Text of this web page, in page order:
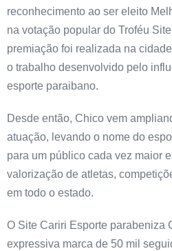
reconhecimento ao ser eleito
na votação popular do Troféu
premiação foi realizada na
o trabalho desenvolvido pelo
esporte paraibano.
Desde então, Chico vem
atuação, levando o nome do
para um público cada vez maior
valorização de atletas,
em todo o estado.
O Site Cariri Esporte parabeniza
expressiva marca de 50 mil